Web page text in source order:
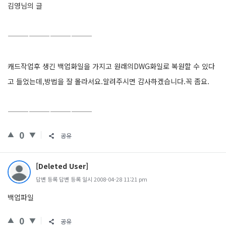
김영님의 글
————————————
캐드작업후 생긴 백업화일을 가지고 원래의DWG화일로 복원할 수 있다
고 들었는데,방법을 잘 몰라서요.알려주시면 감사하겠습니다.꼭 좀요.
————————————
0 공유
[Deleted User]
답변 등록 답변 등록 일시 2008-04-28 11:21 pm
백업파일
0 공유